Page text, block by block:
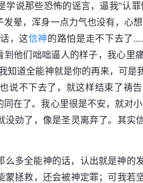
学说那些恐怖的谣言，逼我“认
晕，浑身一点力气也没有，心
，这信神的路怕是走不下去了
到他们咄咄逼人的样子，我心里
知道全能神就是你的再来，可是
说不下去了，就这样结束了祷
在了。我心里很是不安，就对
没劲了，像是圣灵离弃了。其实
么多全能神的话，认出就是神的
拯救，还会被神定罪；可我若